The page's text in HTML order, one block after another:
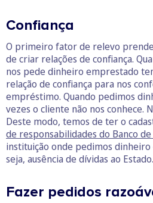
Confiança
O primeiro fator de relevo
de criar relações de confiança.
nos pede dinheiro emprestado
relação de confiança para nos
empréstimo. Quando pedimos
vezes o cliente não nos conhece.
Deste modo, temos de ter o
de responsabilidades do Banco
instituição onde pedimos
seja, ausência de dívidas ao Estado.
Fazer pedidos